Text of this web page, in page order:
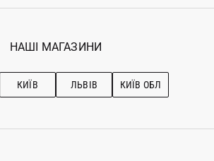
Гарантія
Ostriv Club+
Наші магазини
Рекомендації з догляду
НАШІ МАГАЗИНИ
КИЇВ ЛЬВІВ КИЇВ ОБЛ